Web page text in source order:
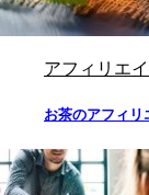
アフィリエイ
お茶のアフィ